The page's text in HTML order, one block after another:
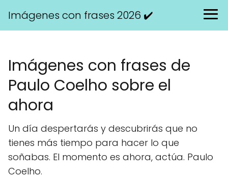
Imágenes con frases 2026 ✔️
Imágenes con frases de
Paulo Coelho sobre el
ahora
Un día despertarás y descubrirás que no
tienes más tiempo para hacer lo que
soñabas. El momento es ahora, actúa. Paulo
Coelho.